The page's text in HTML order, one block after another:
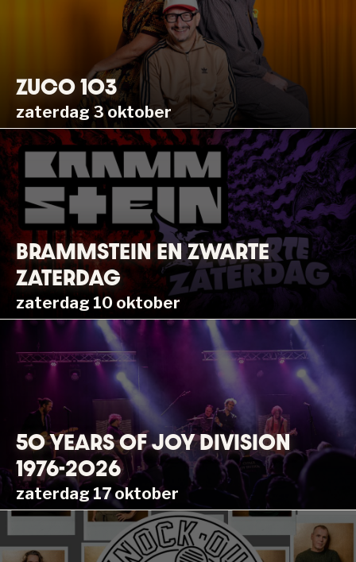
ZUCO 103
zaterdag 3 oktober
BRAMMSTEIN EN ZWARTE
ZATERDAG
zaterdag 10 oktober
50 YEARS OF JOY DIVISION
1976-2026
zaterdag 17 oktober